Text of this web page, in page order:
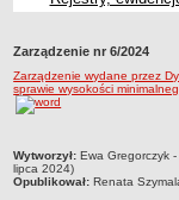
Techniczne
Przedszkola
ARCHIWUM SZKÓŁ I
Zlikwidowane
Wielofunkcyjna
Zarządzenie nr 6/2024
Zarządzenie wydane przez
sprawie wysokości
metryczka
Wytworzył: Ewa Gregorczyk
lipca 2024)
Opublikował: Renata